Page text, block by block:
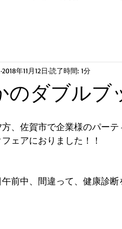
のダブルブ
2018年11月12日 読了時間: 1分
、佐賀市で企業様のパー
ェアにおりました！！
前中、間違って、健康診